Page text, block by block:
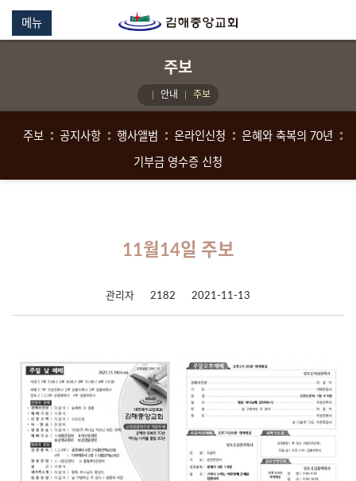
메뉴
주보
안내 주보
주보 공지사항 행사앨범 온라인신청 은혜와 축복의 70년
기부금 영수증 신청
11월14일 주보
관리자 2182 2021-11-13